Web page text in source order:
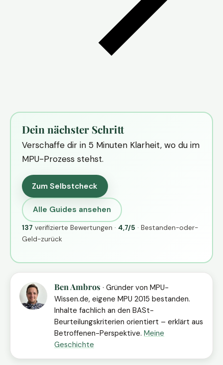
Dein nächster Schritt
Verschaffe dir in 5 Minuten Klarheit, wo du im
MPU-Prozess stehst.
Zum Selbstcheck
Alle Guides ansehen
137 verifizierte Bewertungen · 4,7/5 · Bestanden-oder-
Geld-zurück
Ben Ambros · Gründer von MPU-
Wissen.de, eigene MPU 2015 bestanden.
Inhalte fachlich an den BASt-
Beurteilungskriterien orientiert – erklärt aus
Betroffenen-Perspektive. Meine
Geschichte